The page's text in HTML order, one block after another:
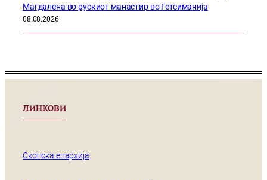
Магдалена во рускиот манастир во Гетсиманија
08.08.2026
ЛИНКОВИ
Скопска епархија